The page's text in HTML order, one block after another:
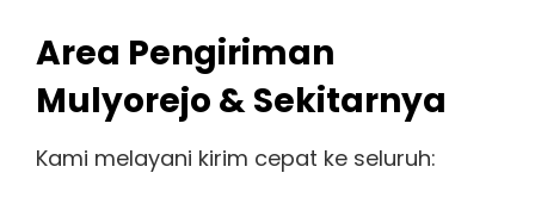
Area Pengiriman
Mulyorejo & Sekitarnya
Kami melayani kirim cepat ke seluruh: